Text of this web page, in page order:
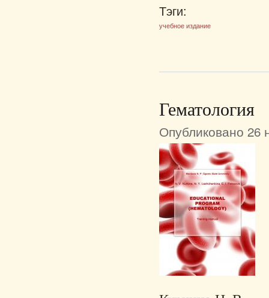
Тэги:
учебное издание
Гематология
Опубликовано 26